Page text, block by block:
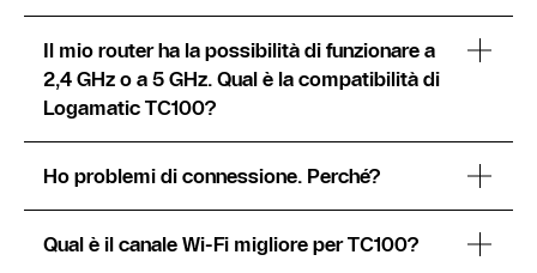
Il mio router ha la possibilità di funzionare a
2,4 GHz o a 5 GHz. Qual è la compatibilità di
Logamatic TC100?
Ho problemi di connessione. Perché?
Qual è il canale Wi-Fi migliore per TC100?